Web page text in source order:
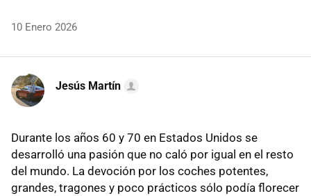
10 Enero 2026
Jesús Martín
Durante los años 60 y 70 en Estados Unidos se
desarrolló una pasión que no caló por igual en el resto
del mundo. La devoción por los coches potentes,
grandes, tragones y poco prácticos sólo podía florecer